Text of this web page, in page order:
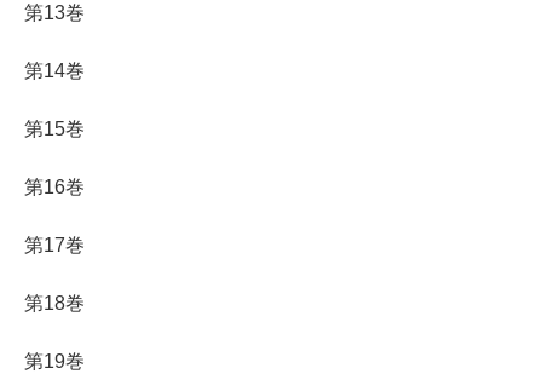
第13巻
第14巻
第15巻
第16巻
第17巻
第18巻
第19巻